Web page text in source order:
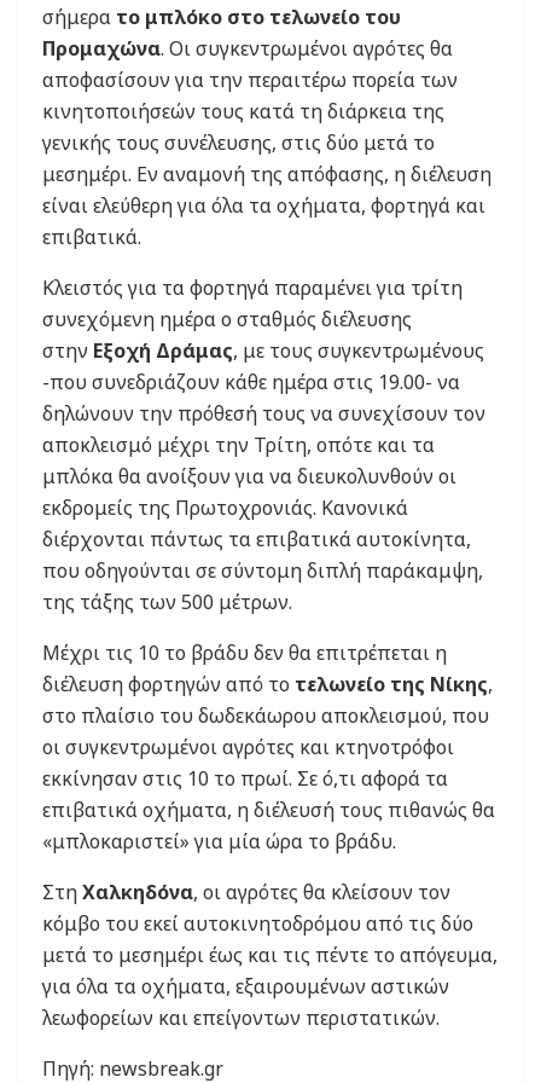
σήμερα το μπλόκο στο τελωνείο του
Προμαχώνα. Οι συγκεντρωμένοι αγρότες θα
αποφασίσουν για την περαιτέρω πορεία των
κινητοποιήσεών τους κατά τη διάρκεια της
γενικής τους συνέλευσης, στις δύο μετά το
μεσημέρι. Εν αναμονή της απόφασης, η διέλευση
είναι ελεύθερη για όλα τα οχήματα, φορτηγά και
επιβατικά.
Κλειστός για τα φορτηγά παραμένει για τρίτη
συνεχόμενη ημέρα ο σταθμός διέλευσης
στην Εξοχή Δράμας, με τους συγκεντρωμένους
-που συνεδριάζουν κάθε ημέρα στις 19.00- να
δηλώνουν την πρόθεσή τους να συνεχίσουν τον
αποκλεισμό μέχρι την Τρίτη, οπότε και τα
μπλόκα θα ανοίξουν για να διευκολυνθούν οι
εκδρομείς της Πρωτοχρονιάς. Κανονικά
διέρχονται πάντως τα επιβατικά αυτοκίνητα,
που οδηγούνται σε σύντομη διπλή παράκαμψη,
της τάξης των 500 μέτρων.
Μέχρι τις 10 το βράδυ δεν θα επιτρέπεται η
διέλευση φορτηγών από το τελωνείο της Νίκης,
στο πλαίσιο του δωδεκάωρου αποκλεισμού, που
οι συγκεντρωμένοι αγρότες και κτηνοτρόφοι
εκκίνησαν στις 10 το πρωί. Σε ό,τι αφορά τα
επιβατικά οχήματα, η διέλευσή τους πιθανώς θα
«μπλοκαριστεί» για μία ώρα το βράδυ.
ΣτηΧαλκηδόνα, οι αγρότες θα κλείσουν τον
κόμβο του εκεί αυτοκινητοδρόμου από τις δύο
μετά το μεσημέρι έως και τις πέντε το απόγευμα,
για όλα τα οχήματα, εξαιρουμένων αστικών
λεωφορείων και επείγοντων περιστατικών.
Πηγή: newsbreak.gr